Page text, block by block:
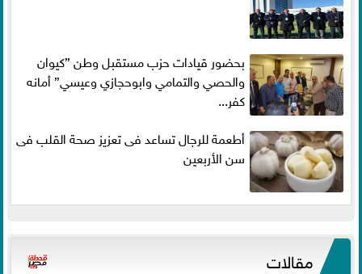
بحضور قيادات حزب مستقبل وطن ”كيوان
والحصي والتمامي وابوحجازي وعيسي” أمانه
كفر...
أطعمة للرجال تساعد فى تعزيز صحة القلب فى
سن الأربعين
مقالات